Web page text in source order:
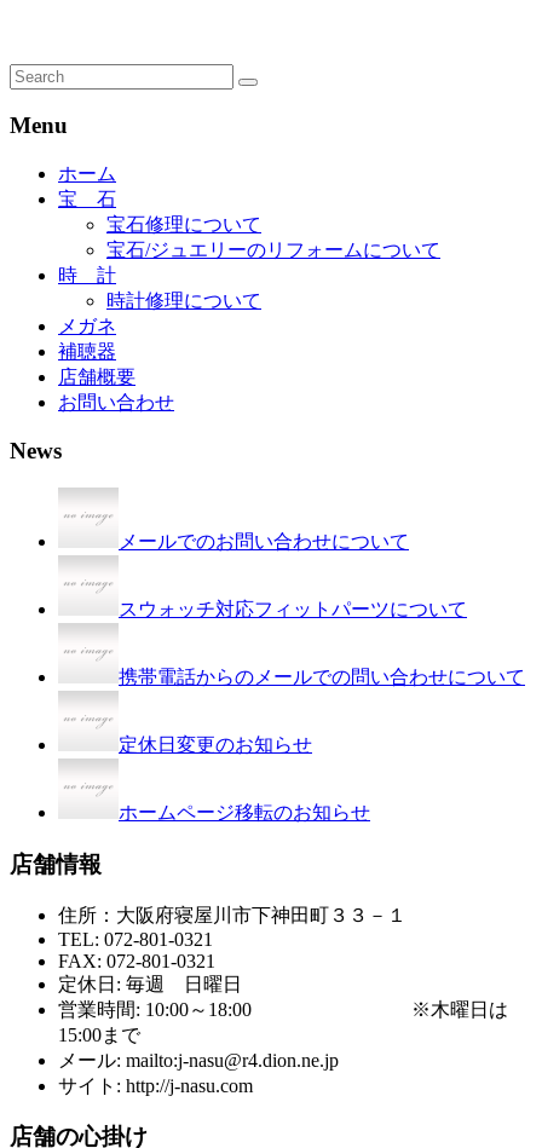
Menu
ホーム
宝 石
宝石修理について
宝石/ジュエリーのリフォームについて
時 計
時計修理について
メガネ
補聴器
店舗概要
お問い合わせ
News
メールでのお問い合わせについて
スウォッチ対応フィットパーツについて
携帯電話からのメールでの問い合わせについて
定休日変更のお知らせ
ホームページ移転のお知らせ
店舗情報
住所：大阪府寝屋川市下神田町３３－１
TEL: 072-801-0321
FAX: 072-801-0321
定休日: 毎週 日曜日
営業時間: 10:00～18:00 ※木曜日は
15:00まで
メール: mailto:j-nasu@r4.dion.ne.jp
サイト: http://j-nasu.com
店舗の心掛け